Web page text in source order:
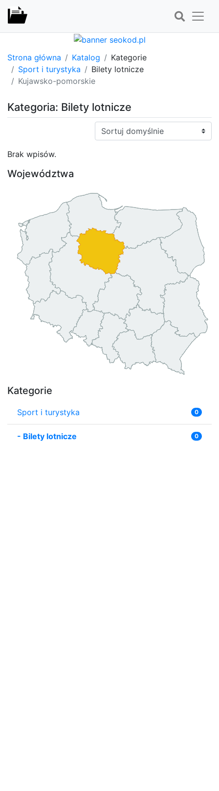
Strona główna Katalog
Kategorie
Sport i turystyka
Bilety lotnicze
Kujawsko-pomorskie
Kategoria: Bilety lotnicze
Sortuj:
Brak wpisów.
Województwa
Kategorie
Sport i turystyka 0
- Bilety lotnicze 0